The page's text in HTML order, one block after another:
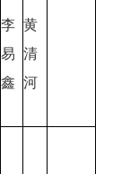
李
易
鑫
黄
清
河